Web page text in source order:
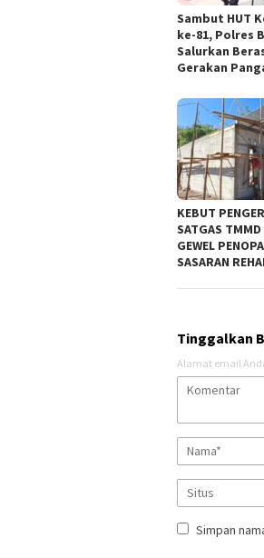
Sambut HUT
ke-81, Polres
Salurkan
Gerakan
KEBUT
SATGAS TMMD
GEWEL
SASARAN
Tinggalkan
Alamat email
Simpan